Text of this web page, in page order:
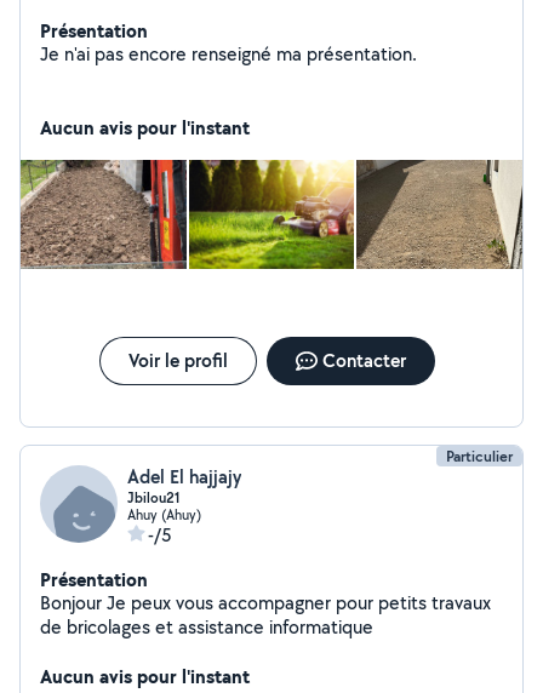
Présentation
Je n'ai pas encore renseigné ma présentation.
Aucun avis pour l'instant
Voir le profil Contacter
Particulier
Adel El hajjajy
Jbilou21
Ahuy (Ahuy)
-/5
Présentation
Bonjour Je peux vous accompagner pour petits travaux
de bricolages et assistance informatique
Aucun avis pour l'instant